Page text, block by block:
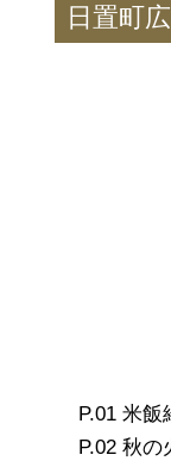
日置町
米飯
秋の